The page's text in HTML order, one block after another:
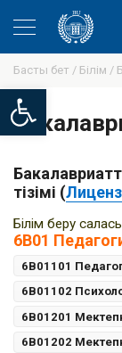
Open
Басты бет / Білім /
тізімі (
Білім беру
6B01
6B01101
6B01102
6B01201
6B01202